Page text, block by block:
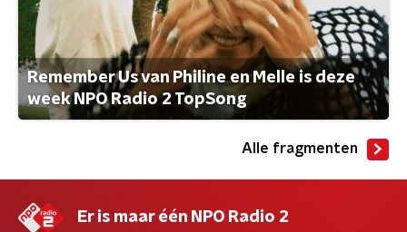
Remember Us van Philine en Melle is deze
week NPO Radio 2 TopSong
Alle fragmenten
Er is maar één NPO Radio 2